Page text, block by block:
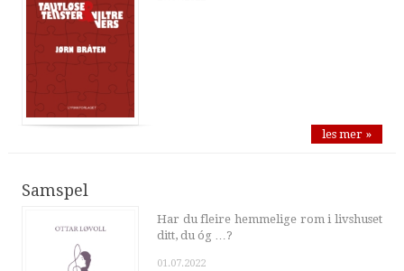
les mer »
Samspel
Har du fleire hemmelige rom i livshuset
ditt, du óg …?
01.07.2022